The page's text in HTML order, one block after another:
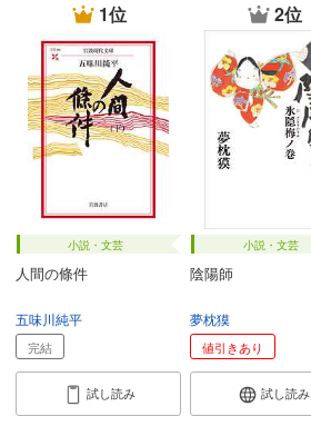
1位
小説・文芸
人間の條件
五味川純平
完結
試し読み
2位
小説・文芸
陰陽師
夢枕獏
値引きあり
試し読み